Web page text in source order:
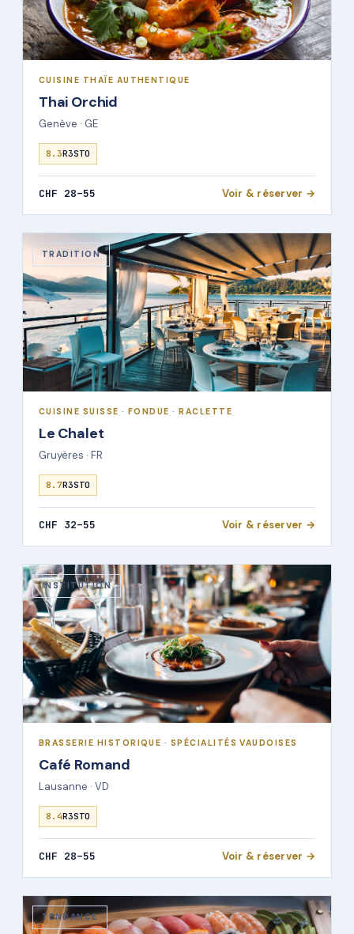
CUISINE THAÏE AUTHENTIQUE
Thai Orchid
Genève · GE
8.3R3STO
CHF 28–55 Voir & réserver →
TRADITION
CUISINE SUISSE · FONDUE · RACLETTE
Le Chalet
Gruyères · FR
8.7R3STO
CHF 32–55 Voir & réserver →
INSTITUTION
BRASSERIE HISTORIQUE · SPÉCIALITÉS VAUDOISES
Café Romand
Lausanne · VD
8.4R3STO
CHF 28–55 Voir & réserver →
TENDANCE